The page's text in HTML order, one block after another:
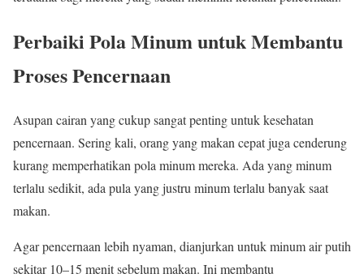
Perbaiki Pola Minum untuk Membantu
Proses Pencernaan
Asupan cairan yang cukup sangat penting untuk kesehatan
pencernaan. Sering kali, orang yang makan cepat juga cenderung
kurang memperhatikan pola minum mereka. Ada yang minum
terlalu sedikit, ada pula yang justru minum terlalu banyak saat
makan.
Agar pencernaan lebih nyaman, dianjurkan untuk minum air putih
sekitar 10–15 menit sebelum makan. Ini membantu